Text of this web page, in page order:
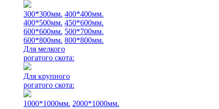
300*300мм. 400*400мм.
400*500мм. 450*600мм.
600*600мм. 500*700мм.
600*800мм. 800*800мм.
Для мелкого
рогатого скота:
Для крупного
рогатого скота:
1000*1000мм. 2000*1000мм.